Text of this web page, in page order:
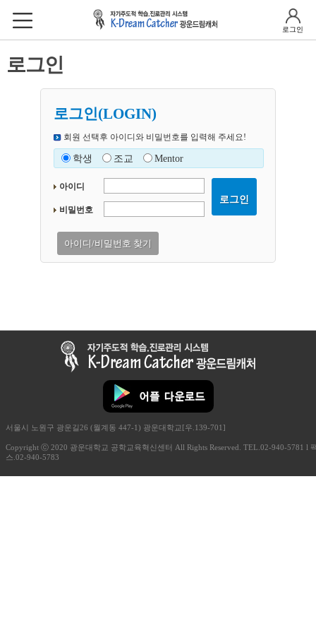
로그인
로그인
로그인(LOGIN)
회원 선택후 아이디와 비밀번호를 입력해 주세요!
학생 조교 Mentor
아이디
비밀번호
로그인
아이디/비밀번호 찾기
서울시 노원구 광운길26 (월계동 447-1) 광운대학교[우.139-701]
Copyright ⓒ 2020 광운대학교 공학교육혁신센터 All Rights Reserved. TEL.02-940-5781 l
스.02-940-5783